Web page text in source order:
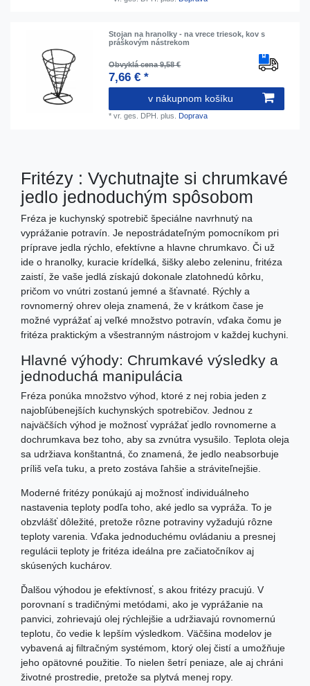
Stojan na hranolky - na vrece triesok, kov s
práškovým nástrekom
Obvyklá cena 9,58 €
7,66 € *
v nákupnom košíku
*vr. ges. DPH. plus. Doprava
Fritézy : Vychutnajte si chrumkavé
jedlo jednoduchým spôsobom
Fréza je kuchynský spotrebič špeciálne navrhnutý na
vyprážanie potravín. Je nepostrádateľným pomocníkom pri
príprave jedla rýchlo, efektívne a hlavne chrumkavo. Či už
ide o hranolky, kuracie krídelká, šišky alebo zeleninu, fritéza
zaistí, že vaše jedlá získajú dokonale zlatohnedú kôrku,
pričom vo vnútri zostanú jemné a šťavnaté. Rýchly a
rovnomerný ohrev oleja znamená, že v krátkom čase je
možné vyprážať aj veľké množstvo potravín, vďaka čomu je
fritéza praktickým a všestranným nástrojom v každej kuchyni.
Hlavné výhody: Chrumkavé výsledky a
jednoduchá manipulácia
Fréza ponúka množstvo výhod, ktoré z nej robia jeden z
najobľúbenejších kuchynských spotrebičov. Jednou z
najväčších výhod je možnosť vyprážať jedlo rovnomerne a
dochrumkava bez toho, aby sa zvnútra vysušilo. Teplota oleja
sa udržiava konštantná, čo znamená, že jedlo neabsorbuje
príliš veľa tuku, a preto zostáva ľahšie a stráviteľnejšie.
Moderné fritézy ponúkajú aj možnosť individuálneho
nastavenia teploty podľa toho, aké jedlo sa vypráža. To je
obzvlášť dôležité, pretože rôzne potraviny vyžadujú rôzne
teploty varenia. Vďaka jednoduchému ovládaniu a presnej
regulácii teploty je fritéza ideálna pre začiatočníkov aj
skúsených kuchárov.
Ďalšou výhodou je efektívnosť, s akou fritézy pracujú. V
porovnaní s tradičnými metódami, ako je vyprážanie na
panvici, zohrievajú olej rýchlejšie a udržiavajú rovnomernú
teplotu, čo vedie k lepším výsledkom. Väčšina modelov je
vybavená aj filtračným systémom, ktorý olej čistí a umožňuje
jeho opätovné použitie. To nielen šetrí peniaze, ale aj chráni
životné prostredie, pretože sa plytvá menej ropy.